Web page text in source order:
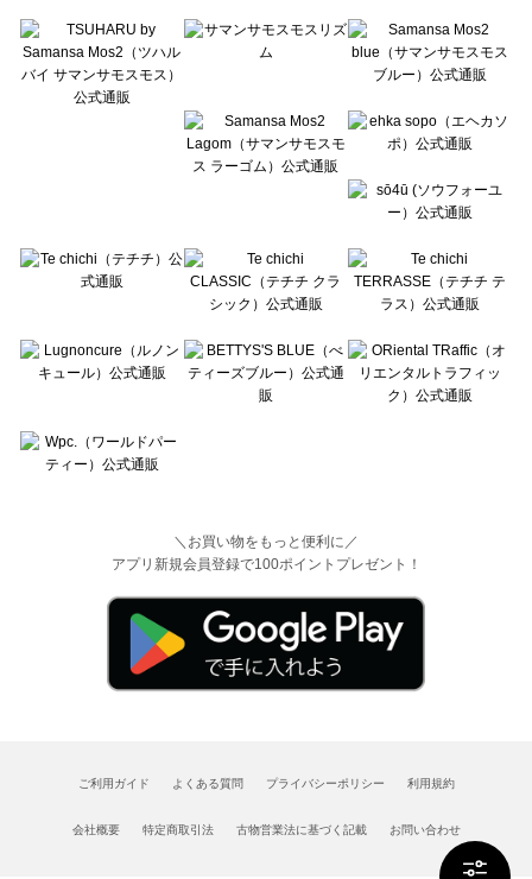
Lugnoncure（ルノンキュール）の一覧
BETTY'S BLUE（べティーズブルー）の一覧
Wpc.（ワールドパーティー）の一覧
＼お買い物をもっと便利に／
アプリ新規会員登録で100ポイントプレゼント！
ご利用ガイド よくある質問 プライバシーポリシー 利用規約
会社概要 特定商取引法 古物営業法に基づく記載 お問い合わせ